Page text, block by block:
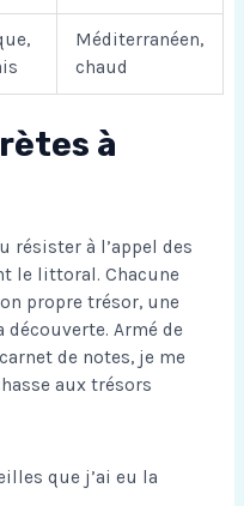
Méditerranéen,
chaud
à
résister à l’appel des
le littoral. Chacune
propre trésor, une
Armé de
de notes, je me
aux trésors
que j’ai eu la